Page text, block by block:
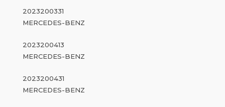
2023200331
MERCEDES-BENZ
2023200413
MERCEDES-BENZ
2023200431
MERCEDES-BENZ